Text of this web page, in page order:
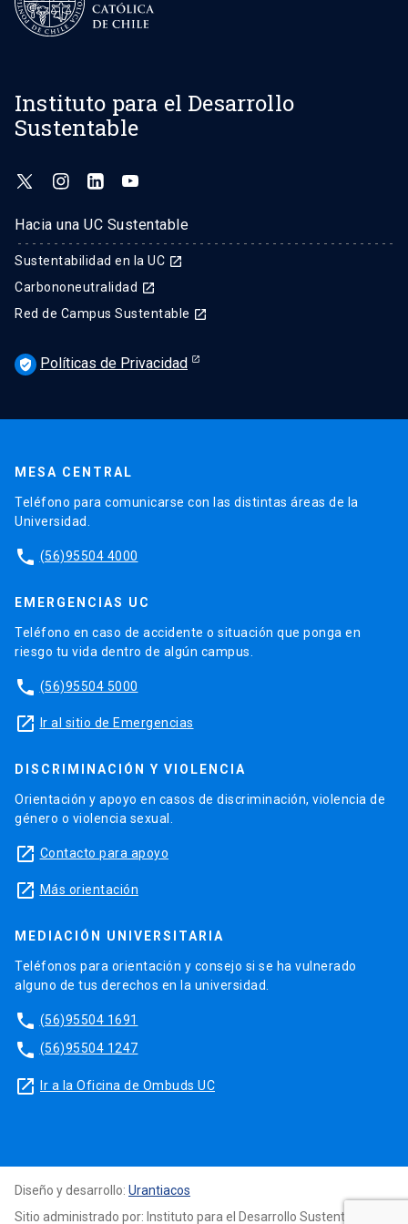
Instituto para el Desarrollo
Sustentable
Hacia una UC Sustentable
Sustentabilidad en la UC launch
Carbononeutralidad launch
Red de Campus Sustentable launch
verified_user Políticas de Privacidad
MESA CENTRAL
Teléfono para comunicarse con las distintas áreas de la
Universidad.
phone (56)95504 4000
EMERGENCIAS UC
Teléfono en caso de accidente o situación que ponga en
riesgo tu vida dentro de algún campus.
phone (56)95504 5000
launch Ir al sitio de Emergencias
DISCRIMINACIÓN Y VIOLENCIA
Orientación y apoyo en casos de discriminación, violencia de
género o violencia sexual.
launch Contacto para apoyo
launch Más orientación
MEDIACIÓN UNIVERSITARIA
Teléfonos para orientación y consejo si se ha vulnerado
alguno de tus derechos en la universidad.
phone (56)95504 1691
phone (56)95504 1247
launch Ir a la Oficina de Ombuds UC
Diseño y desarrollo: Urantiacos
Sitio administrado por: Instituto para el Desarrollo Sustentable